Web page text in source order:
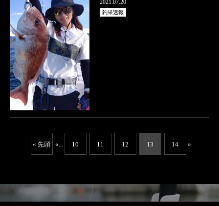
2021.07.20
釣果速報
« 先頭 «... 10 11 12 13 14 »